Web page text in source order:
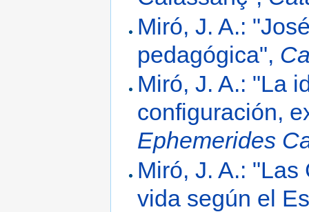
Miró, J. A.:
pedagógica",
Miró, J. A.: "La
configuración,
Ephemerides
Miró, J. A.:
vida según el